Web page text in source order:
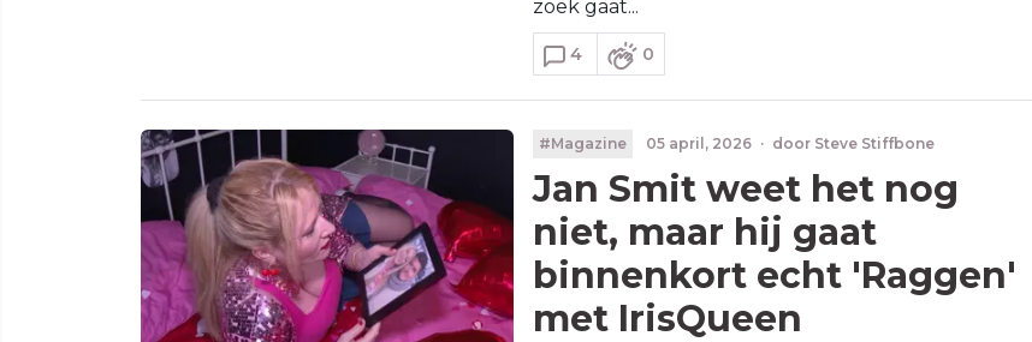
zoek gaat...
4 0
#Magazine 05 april, 2026 · door Steve Stiffbone
Jan Smit weet het nog
niet, maar hij gaat
binnenkort echt 'Raggen'
met IrisQueen